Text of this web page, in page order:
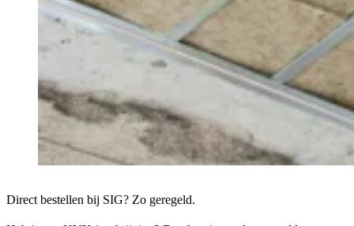
Direct bestellen bij SIG? Zo geregeld.